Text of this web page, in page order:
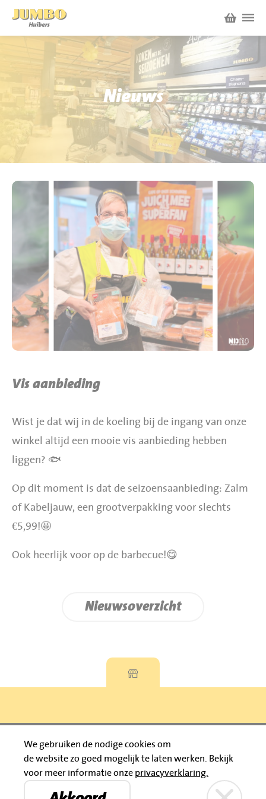
Winkels
P.W.A. Park
Bruïneplein
Nieuws
Acties
Werken bij Jumbo Huibers
Vacatures en Solliciteren
Werken en leren
Jumbo.com
BBQ gigant webshop
Jumbo Huibers Specials
Nieuws
Vis aanbieding
Wist je dat wij in de koeling bij de ingang van onze
winkel altijd een mooie vis aanbieding hebben
liggen? 🐟
Op dit moment is dat de seizoensaanbieding: Zalm
of Kabeljauw, een grootverpakking voor slechts
€5,99!🤩
Ook heerlijk voor op de barbecue!😋
Nieuwsoverzicht
Bruïneplein Petenbos
Privacyverklaring
© 2026 Jumbo Huibers
IBAN: NL92 RABO 0395111021
We gebruiken de nodige cookies om
de website zo goed mogelijk te laten werken.
Bekijk
voor meer informatie onze privacyverklaring.